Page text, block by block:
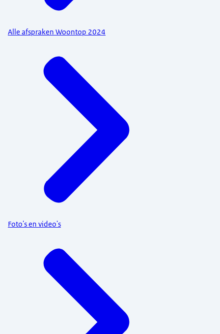
Alle afspraken Woontop 2024
Foto's en video's